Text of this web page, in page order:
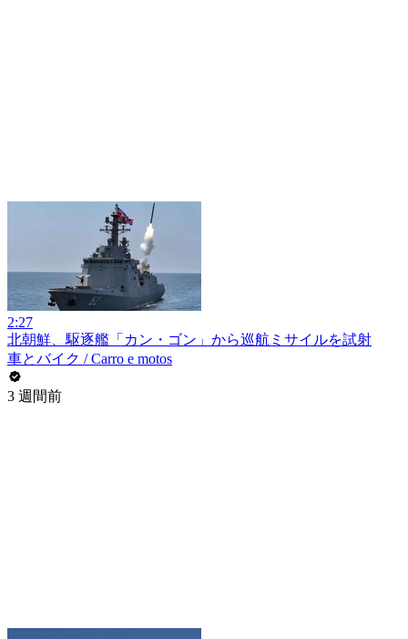
2:27
北朝鮮、駆逐艦「カン・ゴン」から巡航ミサイルを試射
車とバイク / Carro e motos
3 週間前